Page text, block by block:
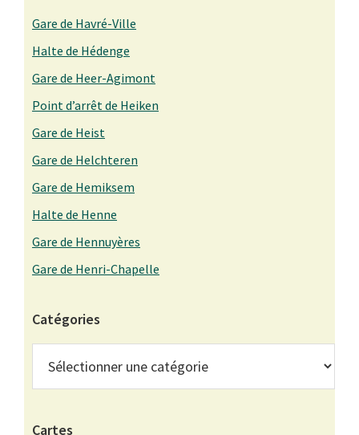
Gare de Havré-Ville
Halte de Hédenge
Gare de Heer-Agimont
Point d’arrêt de Heiken
Gare de Heist
Gare de Helchteren
Gare de Hemiksem
Halte de Henne
Gare de Hennuyères
Gare de Henri-Chapelle
Catégories
Cartes